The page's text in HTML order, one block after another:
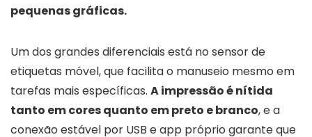
pequenas gráficas.
Um dos grandes diferenciais está no sensor de
etiquetas móvel, que facilita o manuseio mesmo em
tarefas mais específicas. A impressão é nítida
tanto em cores quanto em preto e branco, e a
conexão estável por USB e app próprio garante que